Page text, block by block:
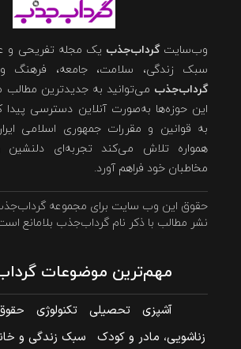
وب‌سایتگرداب‌جذب یک مجله تفریحی و
سبک زندگی، سلامت، جامعه، فرهنگ
گرداب‌جذب می‌توانید به جدیدترین مطالب
این حوزه‌ها به‌صورت آنلاین دسترسی پیدا
به قوانین و مقررات جمهوری اسلامی
همواره تلاش می‌کند تجربه‌ای دلنشین
مخاطبان خود فراهم آورد.
حقوق این وب سایت برای مجموعه
نشر مطالب با ذکر نام گرداب‌جذب بلامانع
مهم‌ترین موضوعات
آشپزی تحصیلی تکنولوژی
زناشویی، مادر و کودک
سبک زندگی و